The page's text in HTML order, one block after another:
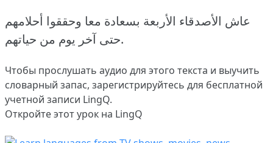
عاش الأصدقاء الأربعة بسعادة معا وحققوا أحلامهم
حتى آخر يوم من حياتهم.
Чтобы прослушать аудио для этого текста и выучить
словарный запас, зарегистрируйтесь для бесплатной
учетной записи LingQ.
Откройте этот урок на LingQ